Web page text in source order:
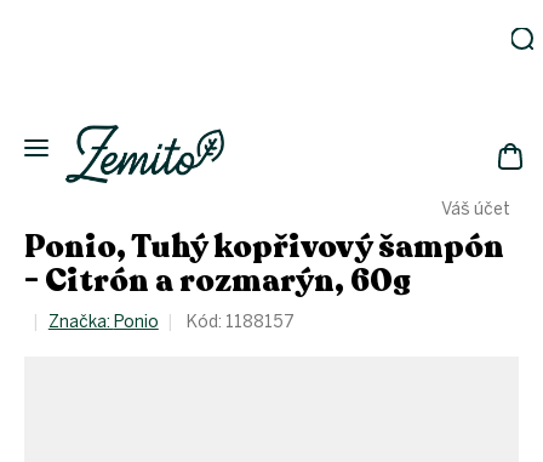
Váš účet
Eko
domácnost
Kosmetika
láhve
Akce
Ponio, Tuhý kopřivový šampón
- Citrón a rozmarýn, 60g
Značka: Ponio Kód: 1188157